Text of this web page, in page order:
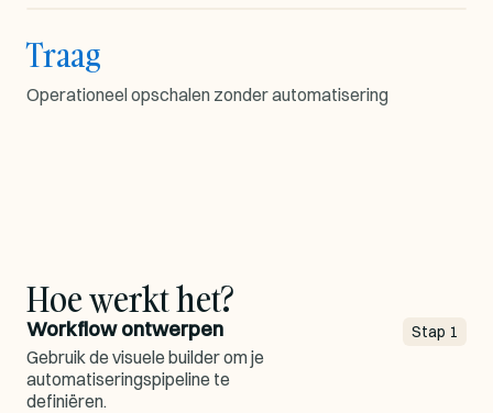
Traag schalen
Traag
Operationeel opschalen zonder automatisering
Hoe werkt het?
Workflow ontwerpen Stap 1
Gebruik de visuele builder om je
automatiseringspipeline te
definiëren.